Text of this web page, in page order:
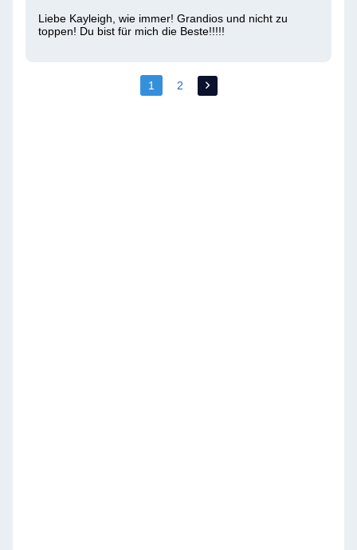
Liebe Kayleigh, wie immer! Grandios und nicht zu
toppen! Du bist für mich die Beste!!!!!
1 2